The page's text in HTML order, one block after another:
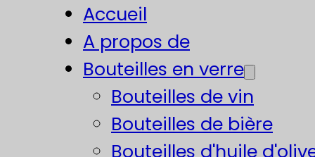
Accueil
A propos de
Bouteilles en verre
Bouteilles de vin
Bouteilles de bière
Bouteilles d'huile